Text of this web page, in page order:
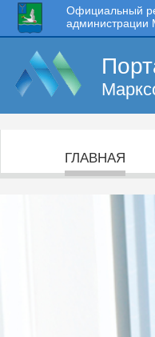
Официальный
администрации
ГЛАВНАЯ